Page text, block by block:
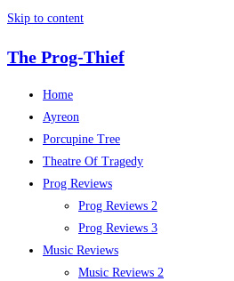
Skip to content
The Prog-Thief
Home
Ayreon
Porcupine Tree
Theatre Of Tragedy
Prog Reviews
Prog Reviews 2
Prog Reviews 3
Music Reviews
Music Reviews 2